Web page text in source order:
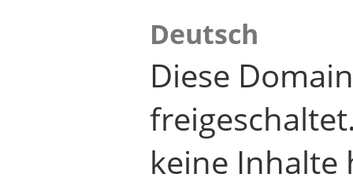
Deutsch
Diese
keine Inhalte